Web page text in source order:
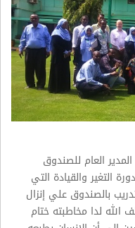
العام للصندوق
التغير والقيادة التي
بالصندوق علي إنزال
الله لدا مخاطبته ختام